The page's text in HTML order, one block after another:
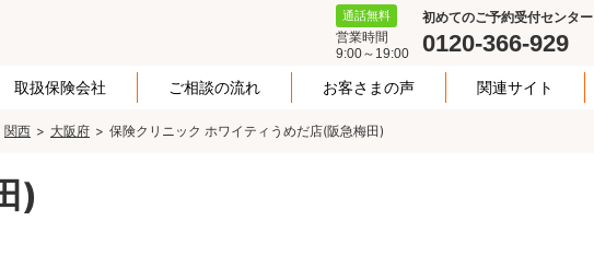
通話無料
営業時間
9:00～19:00
初めてのご予約受付センター
0120-366-929
取扱保険会社 ご相談の流れ お客さまの声 関連サイト
関西 大阪府 保険クリニック ホワイティうめだ店(阪急梅田)
)